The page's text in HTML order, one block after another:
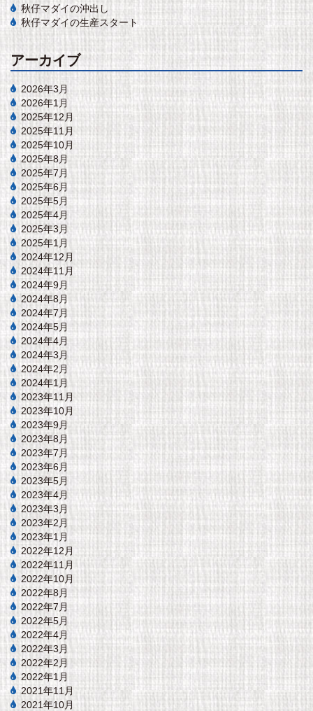
秋仔マダイの沖出し
秋仔マダイの生産スタート
アーカイブ
2026年3月
2026年1月
2025年12月
2025年11月
2025年10月
2025年8月
2025年7月
2025年6月
2025年5月
2025年4月
2025年3月
2025年1月
2024年12月
2024年11月
2024年9月
2024年8月
2024年7月
2024年5月
2024年4月
2024年3月
2024年2月
2024年1月
2023年11月
2023年10月
2023年9月
2023年8月
2023年7月
2023年6月
2023年5月
2023年4月
2023年3月
2023年2月
2023年1月
2022年12月
2022年11月
2022年10月
2022年8月
2022年7月
2022年5月
2022年4月
2022年3月
2022年2月
2022年1月
2021年11月
2021年10月